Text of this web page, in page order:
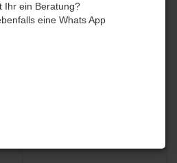
Ihr ein Beratung?
eine Whats App